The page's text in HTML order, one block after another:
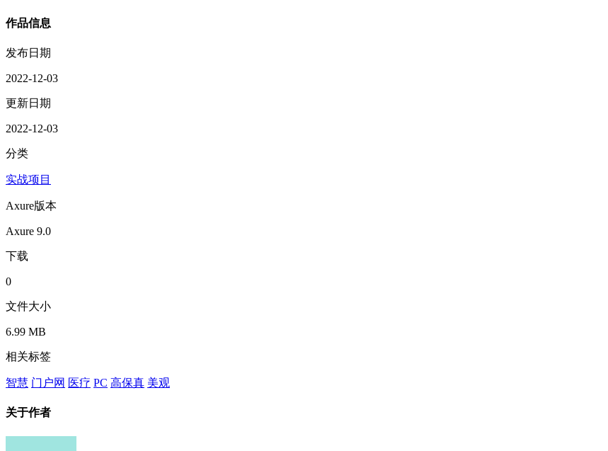
作品信息
发布日期
2022-12-03
更新日期
2022-12-03
分类
实战项目
Axure版本
Axure 9.0
下载
0
文件大小
6.99 MB
相关标签
智慧 门户网 医疗 PC 高保真 美观
关于作者